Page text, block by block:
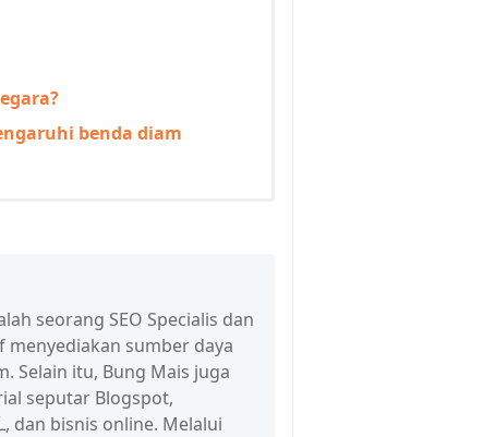
benda diam
seorang SEO Specialis dan
sumber daya
Selain itu, Bung Mais juga
seputar Blogspot,
dan bisnis online. Melalui